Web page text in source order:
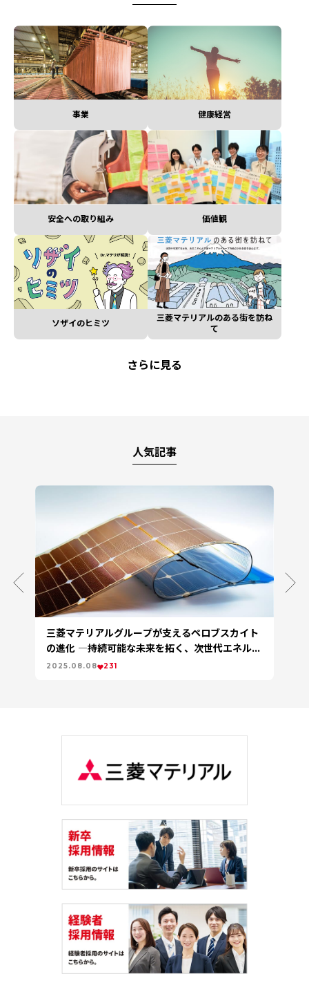
事業 健康経営
安全への取り組み 価値観
ソザイのヒミツ
三菱マテリアルのある街を訪ね
て
さらに見る
人気記事
三菱マテリアルグループが支えるペロブスカイト
の進化 ―持続可能な未来を拓く、次世代エネルギ
ー技術
2025.08.08 231